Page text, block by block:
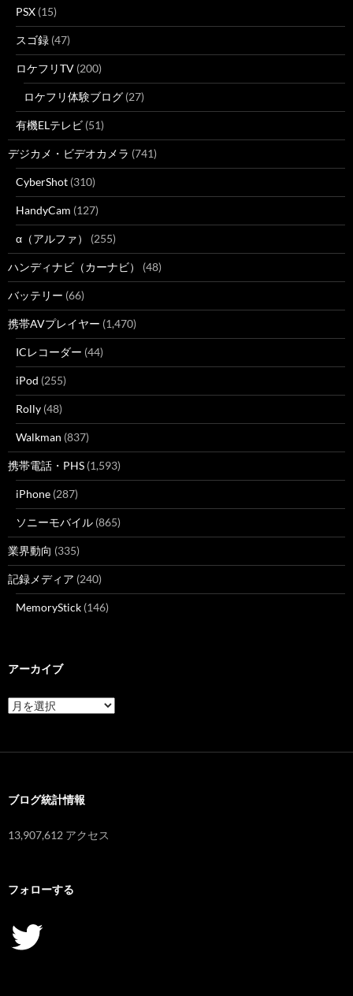
PSX (15)
スゴ録 (47)
ロケフリTV (200)
ロケフリ体験ブログ (27)
有機ELテレビ (51)
デジカメ・ビデオカメラ (741)
CyberShot (310)
HandyCam (127)
α（アルファ） (255)
ハンディナビ（カーナビ） (48)
バッテリー (66)
携帯AVプレイヤー (1,470)
ICレコーダー (44)
iPod (255)
Rolly (48)
Walkman (837)
携帯電話・PHS (1,593)
iPhone (287)
ソニーモバイル (865)
業界動向 (335)
記録メディア (240)
MemoryStick (146)
アーカイブ
ア
ー
ブログ統計情報
13,907,612 アクセス
フォローする
Twitter